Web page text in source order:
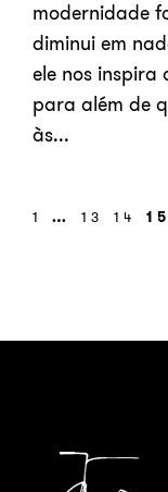
modernidade
diminui em
ele nos
para além de
às...
1 … 13 14 15